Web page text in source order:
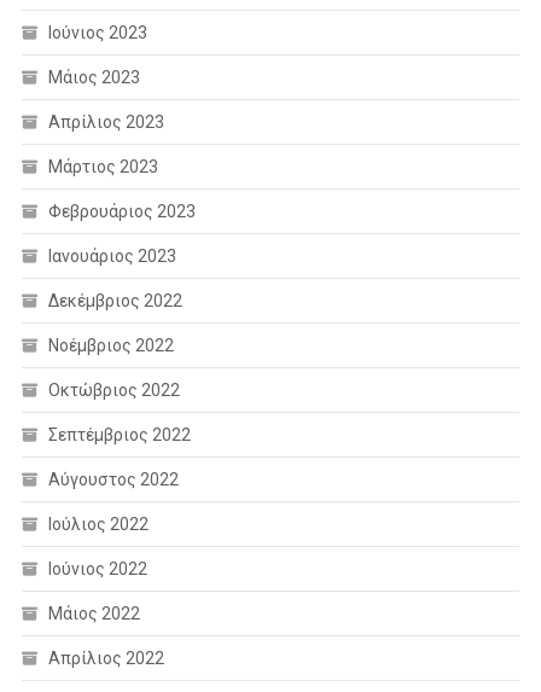
Ιούνιος 2023
Μάιος 2023
Απρίλιος 2023
Μάρτιος 2023
Φεβρουάριος 2023
Ιανουάριος 2023
Δεκέμβριος 2022
Νοέμβριος 2022
Οκτώβριος 2022
Σεπτέμβριος 2022
Αύγουστος 2022
Ιούλιος 2022
Ιούνιος 2022
Μάιος 2022
Απρίλιος 2022